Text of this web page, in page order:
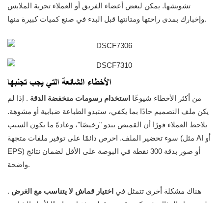
تشويشها. يمكن لبعض أعضاء الفريق أو العملاء تجربة الملابس
وإخبارك بمدى راحتها ومتانتها قبل البدء في صنع كميات كبيرة منها.
الأخطاء الشائعة التي يجب تجنبها
من أكثر الأخطاء شيوعًا استخدام رسومات منخفضة الدقة . إذا لم
يكن ملف التصميم حادًا بما يكفي، ستبدو الطباعة ضبابية أو مشوهة.
يلاحظ العملاء فورًا أن القميص يبدو "رخيصًا"، وعادةً ما يكون السبب
سوء تحضير الملف. احرص دائمًا على توفير ملفات متجهة (مثل AI أو
EPS) أو صور بدقة 300 نقطة في البوصة على الأقل لضمان نتائج
واضحة.
هناك مشكلة أخرى تتمثل في اختيار قماش لا يتناسب مع الغرض .